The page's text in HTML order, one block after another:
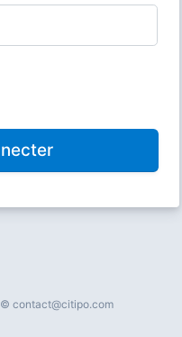
© contact@citipo.com